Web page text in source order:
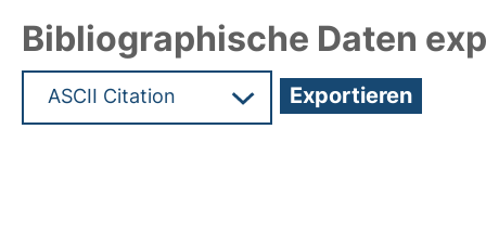
Bibliographische Daten